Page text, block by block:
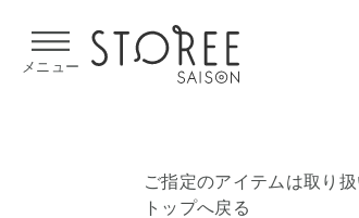
メニュー
ご指定のアイテムは取り
トップへ戻る